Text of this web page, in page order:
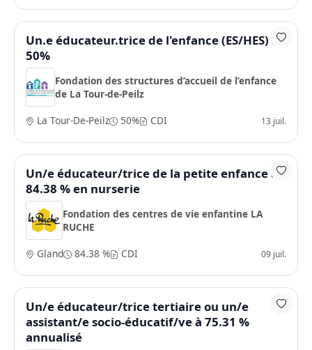
Un.e éducateur.trice de l'enfance (ES/HES) à
50%
Fondation des structures d’accueil de l’enfance
de La Tour-de-Peilz
La Tour-De-Peilz
50% CDI 13 juil.
Un/e éducateur/trice de la petite enfance à
84.38 % en nurserie
Fondation des centres de vie enfantine LA
RUCHE
Gland
84.38 % CDI 09 juil.
Un/e éducateur/trice tertiaire ou un/e
assistant/e socio-éducatif/ve à 75.31 %
annualisé